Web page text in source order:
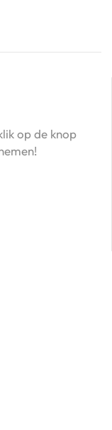
op de knop